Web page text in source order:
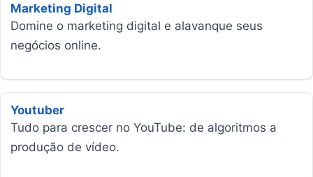
Marketing Digital
Domine o marketing digital e alavanque seus
negócios online.
Youtuber
Tudo para crescer no YouTube: de algoritmos a
produção de vídeo.